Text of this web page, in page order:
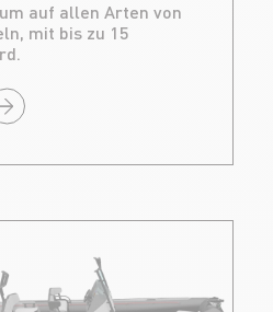
auf allen Arten von
mit bis zu 15